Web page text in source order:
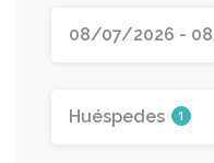
Huéspedes 1